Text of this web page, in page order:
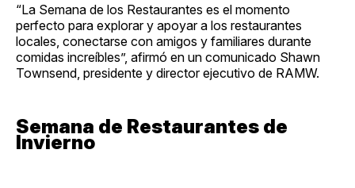
“La Semana de los Restaurantes es el momento
perfecto para explorar y apoyar a los restaurantes
locales, conectarse con amigos y familiares durante
comidas increíbles”, afirmó en un comunicado Shawn
Townsend, presidente y director ejecutivo de RAMW.
Semana de Restaurantes de
Invierno